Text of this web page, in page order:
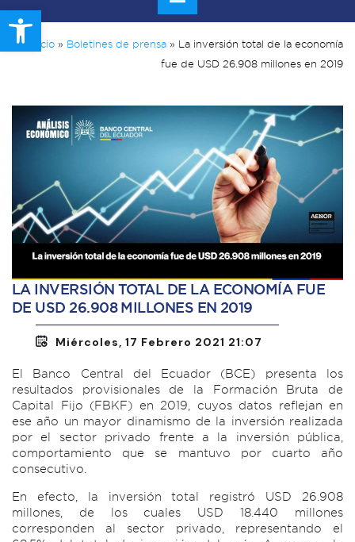
Open toolbar
Inicio » Boletines de prensa » La inversión total de la economía
fue de USD 26.908 millones en 2019
LA INVERSIÓN TOTAL DE LA ECONOMÍA FUE
DE USD 26.908 MILLONES EN 2019
Miércoles, 17 Febrero 2021 21:07
El Banco Central del Ecuador (BCE) presenta los
resultados provisionales de la Formación Bruta de
Capital Fijo (FBKF) en 2019, cuyos datos reflejan en
ese año un mayor dinamismo de la inversión realizada
por el sector privado frente a la inversión pública,
comportamiento que se mantuvo por cuarto año
consecutivo.
En efecto, la inversión total registró USD 26.908
millones, de los cuales USD 18.440 millones
corresponden al sector privado, representando el